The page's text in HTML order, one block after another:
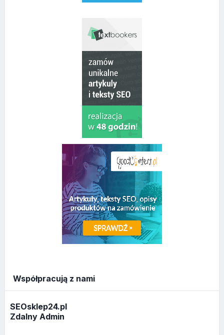
Współpracują z nami
SEOsklep24.pl
Zdalny Admin